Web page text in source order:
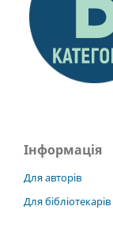
Інформація
Для авторів
Для бібліотекарів